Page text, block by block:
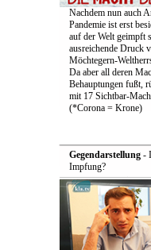
Nachdem nun auch
Pandemie ist erst
auf der Welt geimpft
ausreichende Druck
Möchtegern-
Da aber all deren
Behauptungen fußt,
mit 17 Sichtbar-
(*Corona = Krone)
Gegendarstellung-
Impfung?